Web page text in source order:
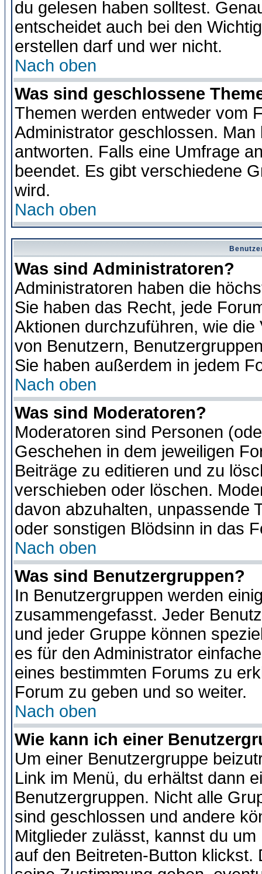
du gelesen haben solltest.
entscheidet auch bei den
erstellen darf und wer nicht.
Nach oben
Was sind geschlossene
Themen werden entweder vom
Administrator geschlossen.
antworten. Falls eine Umfrage
beendet. Es gibt verschiedene
wird.
Nach oben
Was sind Administratoren?
Administratoren haben die
Sie haben das Recht, jede
Aktionen durchzuführen, wie
von Benutzern,
Sie haben außerdem in jedem
Nach oben
Was sind Moderatoren?
Moderatoren sind Personen
Geschehen in dem jeweiligen
Beiträge zu editieren und zu
verschieben oder löschen.
davon abzuhalten, unpassende
oder sonstigen Blödsinn in das
Nach oben
Was sind Benutzergruppen?
In Benutzergruppen werden
zusammengefasst. Jeder
und jeder Gruppe können
es für den Administrator
eines bestimmten Forums zu
Forum zu geben und so weiter.
Nach oben
Wie kann ich einer
Um einer Benutzergruppe
Link im Menü, du erhältst dann
Benutzergruppen. Nicht alle
sind geschlossen und andere
Mitglieder zulässt, kannst du
auf den Beitreten-Button